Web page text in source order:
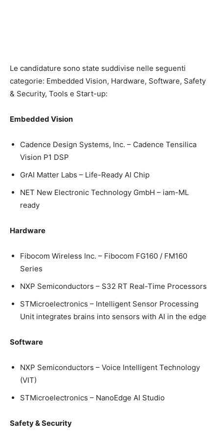
Le candidature sono state suddivise nelle seguenti
categorie: Embedded Vision, Hardware, Software, Safety
& Security, Tools e Start-up:
Embedded Vision
Cadence Design Systems, Inc. – Cadence Tensilica
Vision P1 DSP
GrAI Matter Labs – Life-Ready AI Chip
NET New Electronic Technology GmbH – iam-ML
ready
Hardware
Fibocom Wireless Inc. – Fibocom FG160 / FM160
Series
NXP Semiconductors – S32 RT Real-Time Processors
STMicroelectronics – Intelligent Sensor Processing
Unit integrates brains into sensors with AI in the edge
Software
NXP Semiconductors – Voice Intelligent Technology
(VIT)
STMicroelectronics – NanoEdge AI Studio
Safety & Security